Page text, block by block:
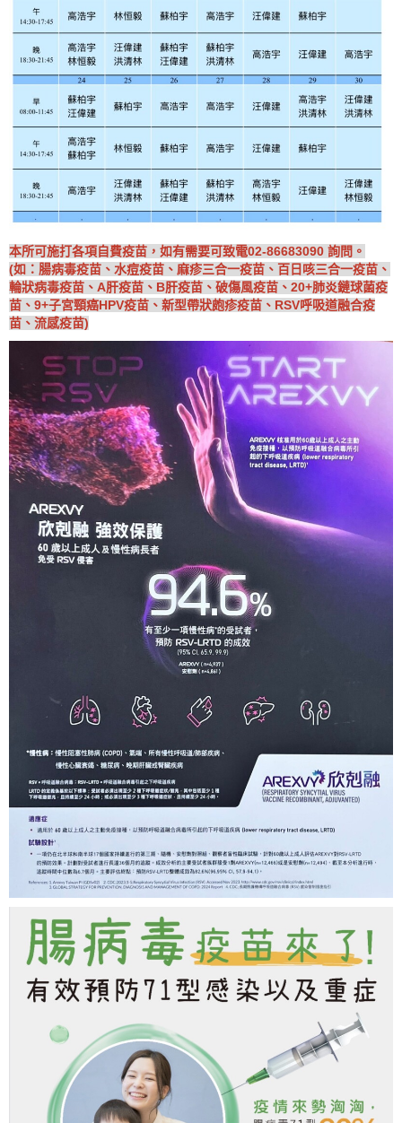
本所可施打各項自費疫苗，如有需要可致電02-86683090 詢問。
(如：腸病毒疫苗、水痘疫苗、麻疹三合一疫苗、百日咳三合一疫苗、
輪狀病毒疫苗、A肝疫苗、B肝疫苗、破傷風疫苗、20+肺炎鏈球菌疫
苗、9+子宮頸癌HPV疫苗、新型帶狀皰疹疫苗、RSV呼吸道融合疫
苗、流感疫苗)